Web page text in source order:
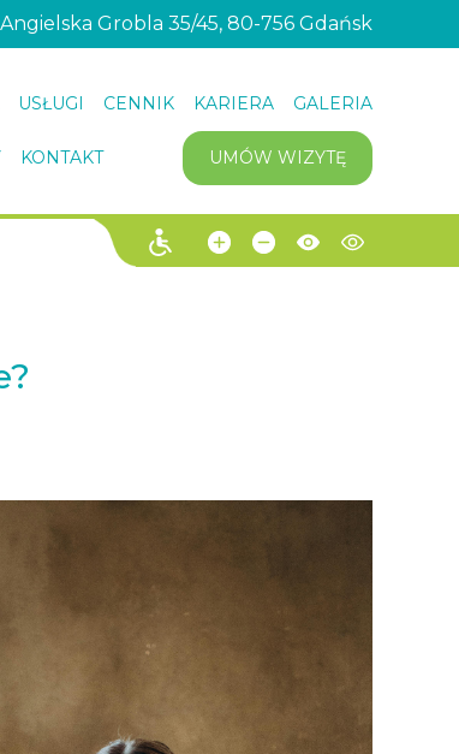
Angielska Grobla 35/45, 80-756 Gdańsk
USŁUGI CENNIK KARIERA GALERIA
KONTAKT UMÓW WIZYTĘ